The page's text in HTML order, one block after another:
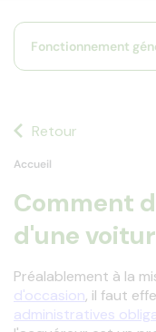
Fonctionnement
Retour
Accueil
Comment
d'une
Préalablement à la
d'occasion, il faut
administratives